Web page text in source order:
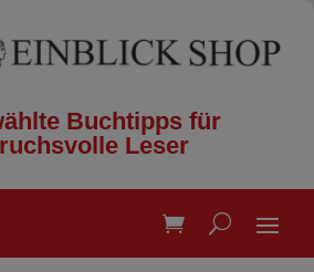
Buchtipps für
Leser